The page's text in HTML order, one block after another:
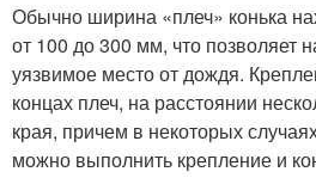
Обычно ширина «плеч» конька
от 100 до 300 мм, что позволяет
уязвимое место от дождя.
концах плеч, на расстоянии
края, причем в некоторых
можно выполнить крепление и